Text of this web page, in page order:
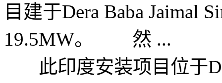
目建于Dera Baba Jaimal
19.5MW。 然 ...
此印度安装项目位于